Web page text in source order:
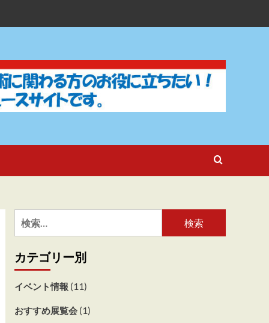
検
索:
カテゴリー別
イベント情報 (11)
おすすめ展覧会(1)